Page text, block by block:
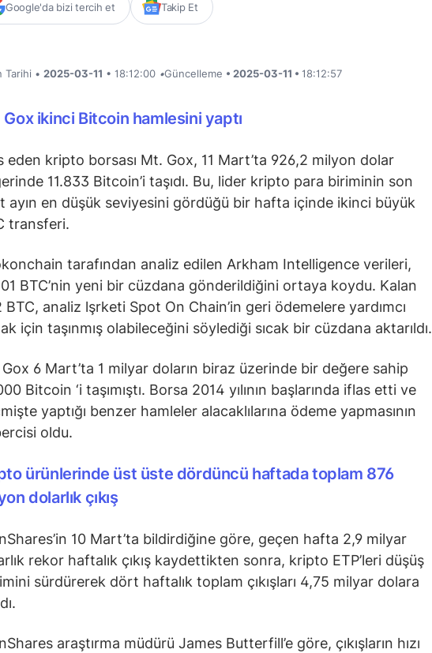
Google'da bizi tercih et Takip Et
Tarihi • 2025-03-11 • 18:12:00 •Güncelleme • 2025-03-11 • 18:12:57
Gox ikinci Bitcoin hamlesini yaptı
eden kripto borsası Mt. Gox, 11 Mart’ta 926,2 milyon dolar
11.833 Bitcoin’i taşıdı. Bu, lider kripto para biriminin son
ayın en düşük seviyesini gördüğü bir hafta içinde ikinci büyük
transferi.
tarafından analiz edilen Arkham Intelligence verileri,
BTC’nin yeni bir cüzdana gönderildiğini ortaya koydu. Kalan
BTC, analiz lşrketi Spot On Chain’in geri ödemelere yardımcı
için taşınmış olabileceğini söylediği sıcak bir cüzdana aktarıldı.
6 Mart’ta 1 milyar doların biraz üzerinde bir değere sahip
Bitcoin ‘i taşımıştı. Borsa 2014 yılının başlarında iflas etti ve
yaptığı benzer hamleler alacaklılarına ödeme yapmasının
oldu.
ürünlerinde üst üste dördüncü haftada toplam 876
dolarlık çıkış
10 Mart’ta bildirdiğine göre, geçen hafta 2,9 milyar
rekor haftalık çıkış kaydettikten sonra, kripto ETP’leri düşüş
sürdürerek dört haftalık toplam çıkışları 4,75 milyar dolara
araştırma müdürü James Butterfill’e göre, çıkışların hızı